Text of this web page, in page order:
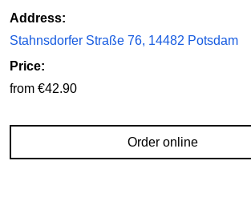
Address:
Stahnsdorfer Straße 76, 14482 Potsdam
Price:
from €42.90
Order online